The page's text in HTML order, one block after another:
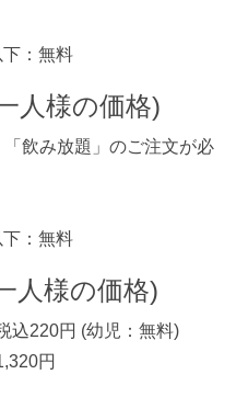
：無料
人様の価格)
飲み放題」のご注文が必
：無料
人様の価格)
込220円 (幼児：無料)
円